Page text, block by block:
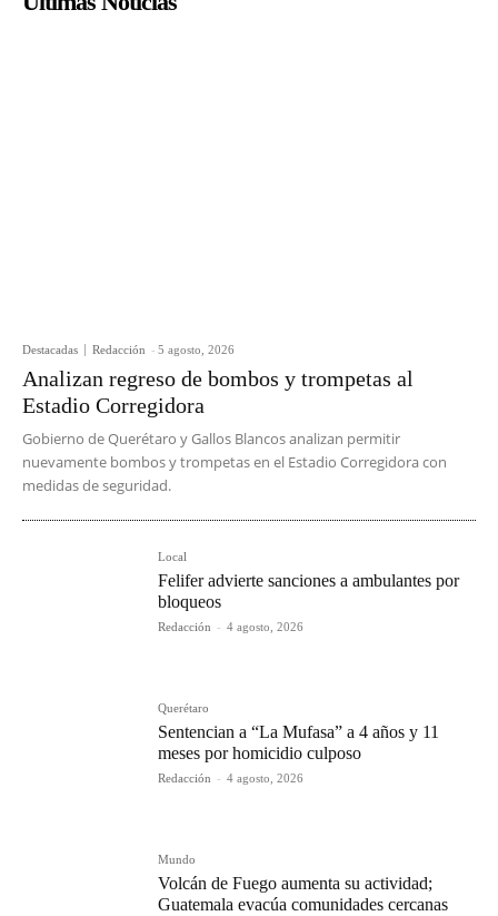
Destacadas Redacción - 5 agosto, 2026
Analizan regreso de bombos y trompetas al
Estadio Corregidora
Gobierno de Querétaro y Gallos Blancos analizan permitir
nuevamente bombos y trompetas en el Estadio Corregidora con
medidas de seguridad.
Local
Felifer advierte sanciones a ambulantes por
bloqueos
Redacción - 4 agosto, 2026
Querétaro
Sentencian a “La Mufasa” a 4 años y 11
meses por homicidio culposo
Redacción - 4 agosto, 2026
Mundo
Volcán de Fuego aumenta su actividad;
Guatemala evacúa comunidades cercanas